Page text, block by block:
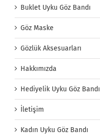
Buklet Uyku Göz Bandı
Göz Maske
Gözlük Aksesuarları
Hakkımızda
Hediyelik Uyku Göz Bandı
İletişim
Kadın Uyku Göz Bandı